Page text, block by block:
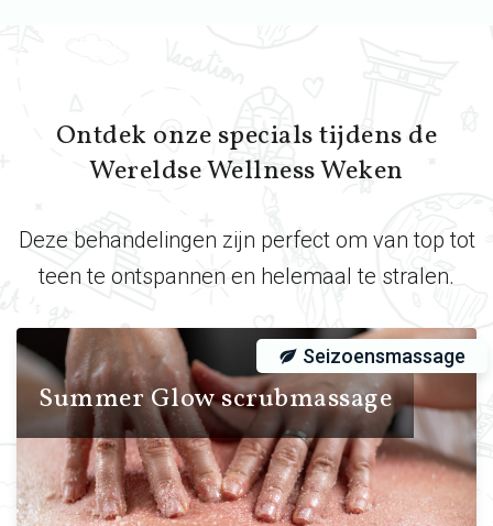
Ontdek onze specials tijdens de
Wereldse Wellness Weken
Deze behandelingen zijn perfect om van top tot
teen te ontspannen en helemaal te stralen.
Summer Glow scrubmassage
Seizoensmassage